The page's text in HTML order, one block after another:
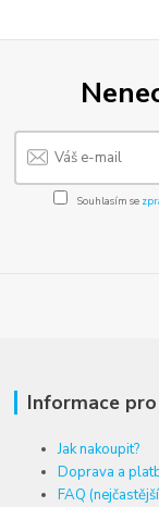
Souhlasím se
Informace
Jak nakoupit?
Doprava a
FAQ